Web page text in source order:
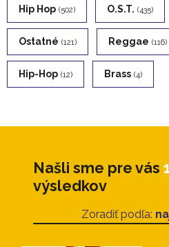
Hip Hop (502) O.s.t. (435)
Ostatné (121) Reggae (116)
Hip-Hop (12) Brass (4)
Našli sme pre vás
výsledkov
Zoradiť podľa: